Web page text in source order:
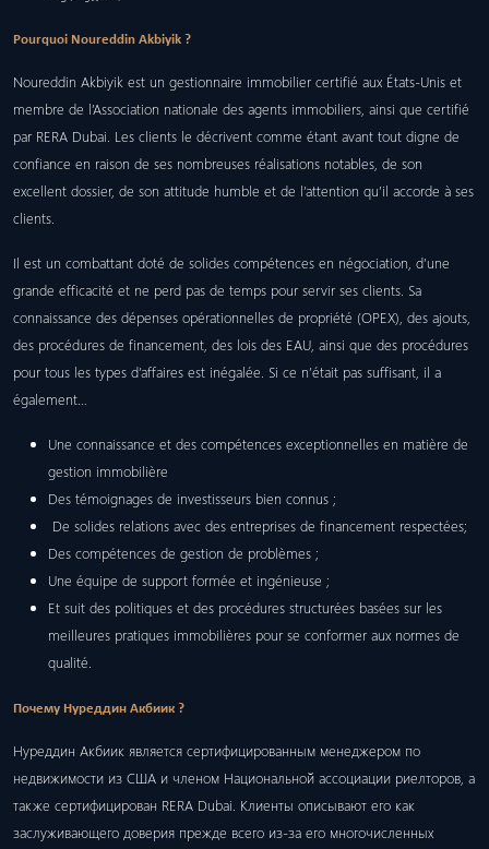
Pourquoi Noureddin Akbiyik ?
Noureddin Akbiyik est un gestionnaire immobilier certifié aux États-Unis et
membre de l’Association nationale des agents immobiliers, ainsi que certifié
par RERA Dubai. Les clients le décrivent comme étant avant tout digne de
confiance en raison de ses nombreuses réalisations notables, de son
excellent dossier, de son attitude humble et de l’attention qu’il accorde à ses
clients.
Il est un combattant doté de solides compétences en négociation, d’une
grande efficacité et ne perd pas de temps pour servir ses clients. Sa
connaissance des dépenses opérationnelles de propriété (OPEX), des ajouts,
des procédures de financement, des lois des EAU, ainsi que des procédures
pour tous les types d’affaires est inégalée. Si ce n’était pas suffisant, il a
également…
Une connaissance et des compétences exceptionnelles en matière de
gestion immobilière
Des témoignages de investisseurs bien connus ;
De solides relations avec des entreprises de financement respectées;
Des compétences de gestion de problèmes ;
Une équipe de support formée et ingénieuse ;
Et suit des politiques et des procédures structurées basées sur les
meilleures pratiques immobilières pour se conformer aux normes de
qualité.
Почему Нуреддин Акбиик ?
Нуреддин Акбиик является сертифицированным менеджером по
недвижимости из США и членом Национальной ассоциации риелторов, а
также сертифицирован RERA Dubai. Клиенты описывают его как
заслуживающего доверия прежде всего из-за его многочисленных